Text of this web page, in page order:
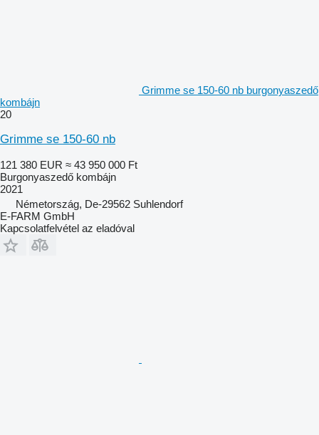
Grimme se 150-60 nb burgonyaszedő
kombájn
20
Grimme se 150-60 nb
121 380 EUR ≈ 43 950 000 Ft
Burgonyaszedő kombájn
2021
Németország, De-29562 Suhlendorf
E-FARM GmbH
Kapcsolatfelvétel az eladóval